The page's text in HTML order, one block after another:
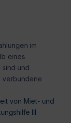
im
eines
und
verbundene
von Miet- und
III